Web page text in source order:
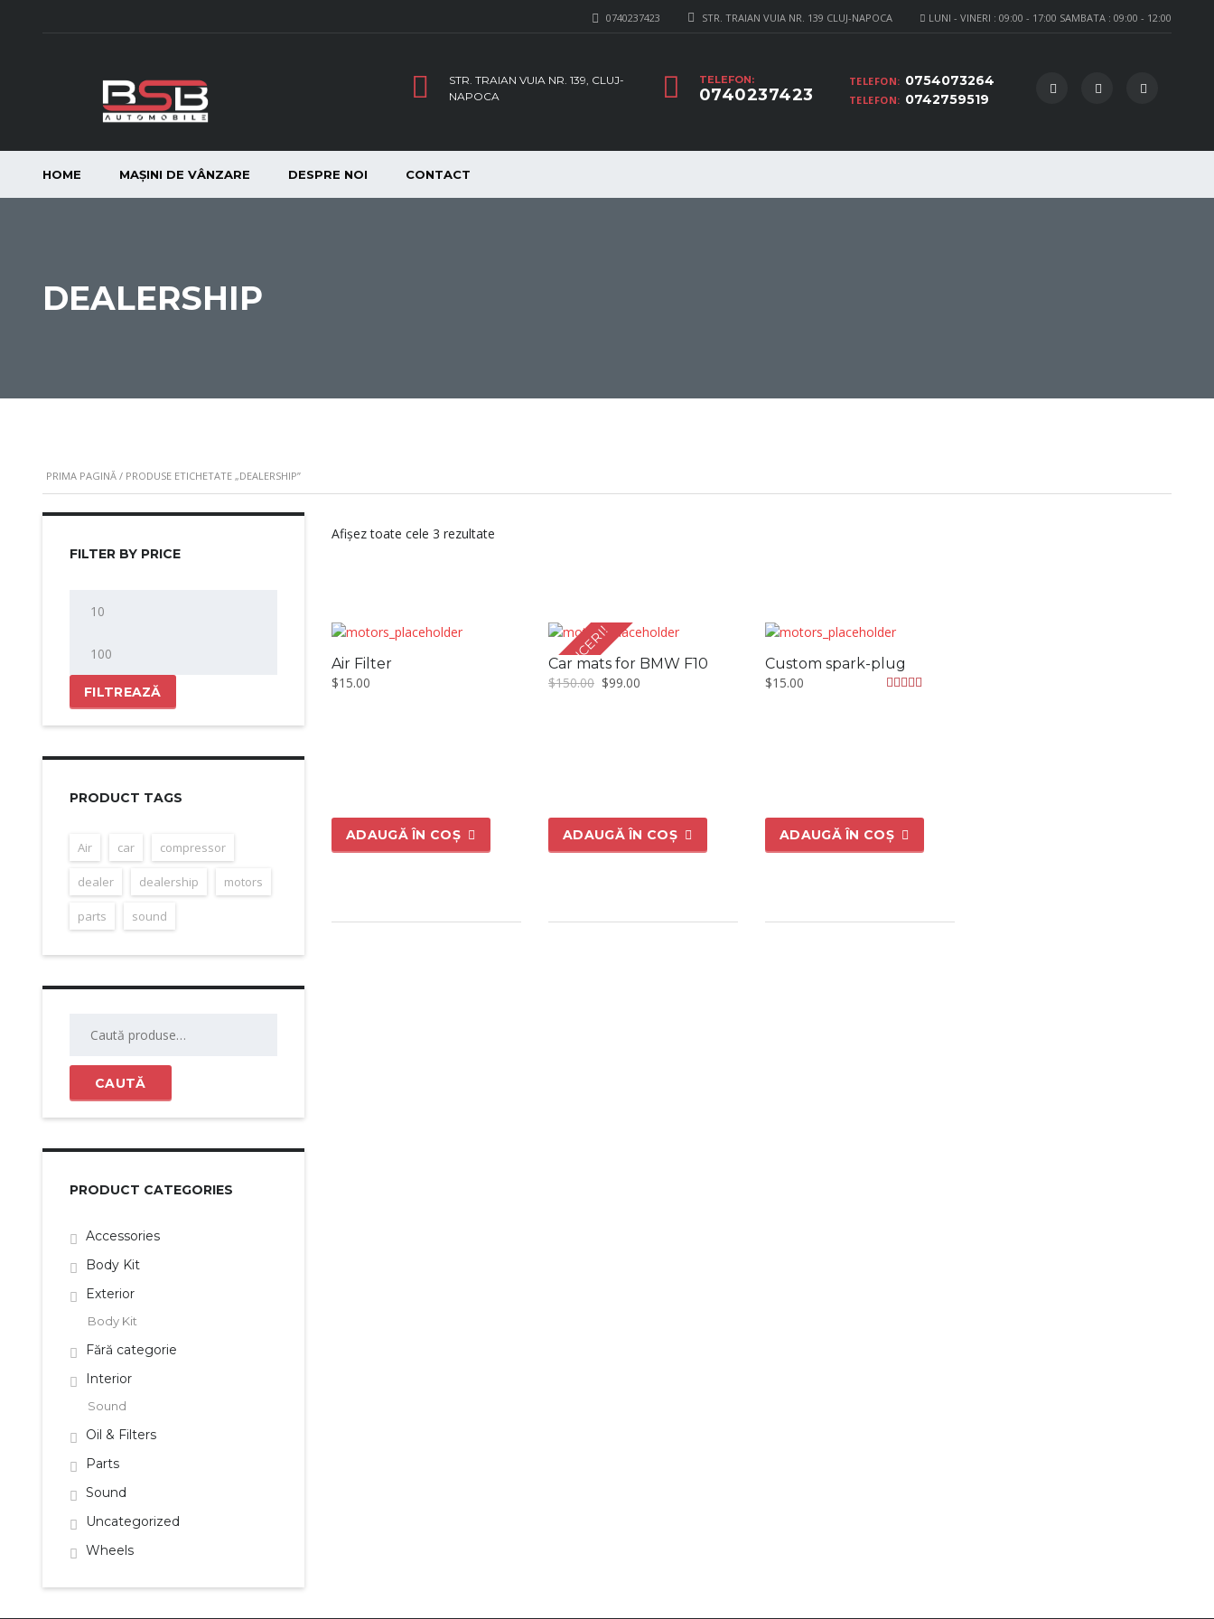
LUNI - VINERI : 09:00 - 17:00 SAMBATA : 09:00 - 12:00
STR. TRAIAN VUIA NR. 139 CLUJ-NAPOCA
0740237423
TELEFON: 0754073264
TELEFON: 0742759519
TELEFON:
0740237423
STR. TRAIAN VUIA NR. 139, CLUJ-
NAPOCA
HOME MAȘINI DE VÂNZARE DESPRE NOI CONTACT
DEALERSHIP
PRIMA PAGINĂ / PRODUSE ETICHETATE „DEALERSHIP”
Afișez toate cele 3 rezultate
Air Filter
$15.00
ADAUGĂ ÎN COȘ
REDUCERI!
Car mats for BMW F10
$150.00 Prețul
$99.00
ADAUGĂ ÎN COȘ
Custom spark-plug
$15.00
ADAUGĂ ÎN COȘ
FILTER BY PRICE
FILTREAZĂ
PRODUCT TAGS
Air car compressor
dealer dealership motors
parts sound
după:
CAUTĂ
PRODUCT CATEGORIES
Accessories
Body Kit
Exterior
Body Kit
Fără categorie
Interior
Sound
Oil & Filters
Parts
Sound
Uncategorized
Wheels